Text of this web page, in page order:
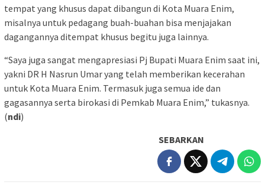
tempat yang khusus dapat dibangun di Kota Muara Enim,
misalnya untuk pedagang buah-buahan bisa menjajakan
dagangannya ditempat khusus begitu juga lainnya.
“Saya juga sangat mengapresiasi Pj Bupati Muara Enim saat ini,
yakni DR H Nasrun Umar yang telah memberikan kecerahan
untuk Kota Muara Enim. Termasuk juga semua ide dan
gagasannya serta birokasi di Pemkab Muara Enim,” tukasnya.
(ndi)
SEBARKAN